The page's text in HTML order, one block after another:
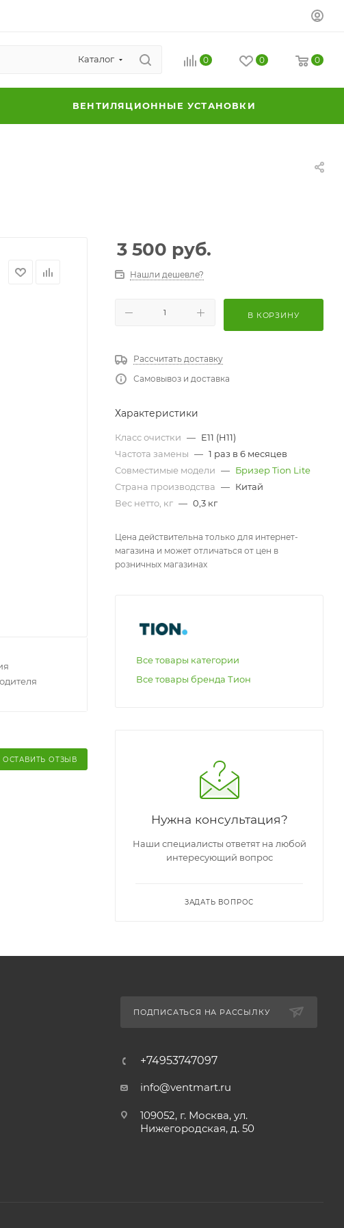
Каталог 0 0 0
ВЕНТИЛЯЦИОННЫЕ УСТАНОВКИ
ОСТАВИТЬ ОТЗЫВ
3 500 руб.
Нашли дешевле?
В КОРЗИНУ
Рассчитать доставку
Самовывоз и доставка
Характеристики
Класс очистки — E11 (H11)
Частота замены — 1 раз в 6 месяцев
Совместимые модели — Бризер Tion Lite
Страна производства — Китай
Вес нетто, кг — 0,3 кг
Цена действительна только для интернет-
магазина и может отличаться от цен в
розничных магазинах
Все товары категории
Все товары бренда Тион
Нужна консультация?
Наши специалисты ответят на любой
интересующий вопрос
ЗАДАТЬ ВОПРОС
ПОДПИСАТЬСЯ НА РАССЫЛКУ
+74953747097
info@ventmart.ru
109052, г. Москва, ул.
Нижегородская, д. 50